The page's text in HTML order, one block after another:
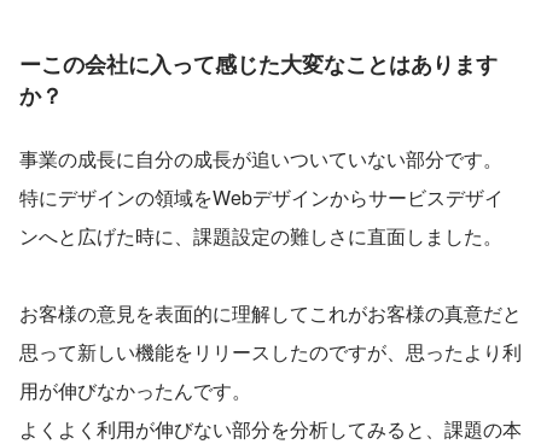
ーこの会社に入って感じた大変なことはあります
か？
事業の成長に自分の成長が追いついていない部分です。
特にデザインの領域をWebデザインからサービスデザイ
ンへと広げた時に、課題設定の難しさに直面しました。
お客様の意見を表面的に理解してこれがお客様の真意だと
思って新しい機能をリリースしたのですが、思ったより利
用が伸びなかったんです。
よくよく利用が伸びない部分を分析してみると、課題の本